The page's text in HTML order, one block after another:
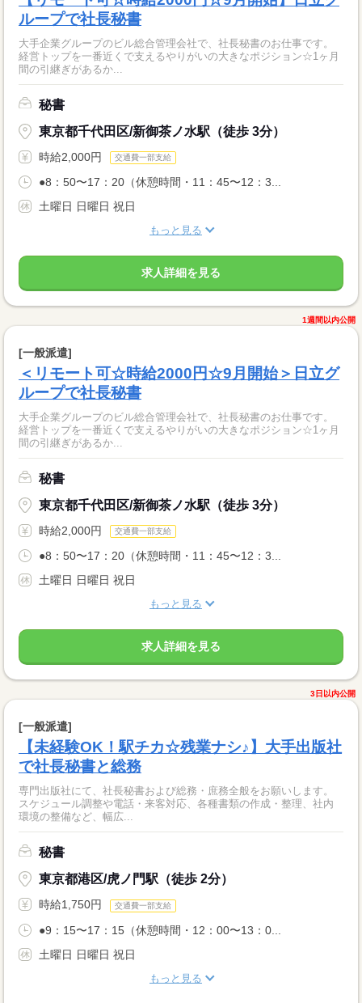
ループで社長秘書
大手企業グループのビル総合管理会社で、社長秘書のお仕事です。
経営トップを一番近くで支えるやりがいの大きなポジション☆1ヶ月
間の引継ぎがあるか...
秘書
東京都千代田区/新御茶ノ水駅（徒歩 3分）
時給2,000円 交通費一部支給
●8：50〜17：20（休憩時間・11：45〜12：3...
土曜日 日曜日 祝日
もっと見る
求人詳細を見る
1週間以内公開
[一般派遣]
＜リモート可☆時給2000円☆9月開始＞日立グ
ループで社長秘書
大手企業グループのビル総合管理会社で、社長秘書のお仕事です。
経営トップを一番近くで支えるやりがいの大きなポジション☆1ヶ月
間の引継ぎがあるか...
秘書
東京都千代田区/新御茶ノ水駅（徒歩 3分）
時給2,000円 交通費一部支給
●8：50〜17：20（休憩時間・11：45〜12：3...
土曜日 日曜日 祝日
もっと見る
求人詳細を見る
3日以内公開
[一般派遣]
【未経験OK！駅チカ☆残業ナシ♪】大手出版社
で社長秘書と総務
専門出版社にて、社長秘書および総務・庶務全般をお願いします。
スケジュール調整や電話・来客対応、各種書類の作成・整理、社内
環境の整備など、幅広...
秘書
東京都港区/虎ノ門駅（徒歩 2分）
時給1,750円 交通費一部支給
●9：15〜17：15（休憩時間・12：00〜13：0...
土曜日 日曜日 祝日
もっと見る